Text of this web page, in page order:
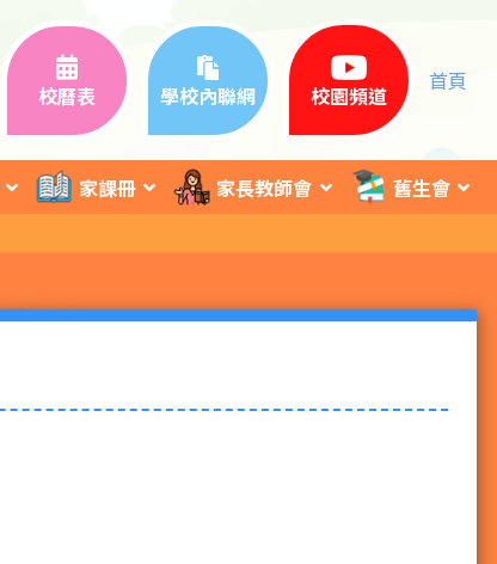
校曆表 學校內聯網 校園頻道
首頁
家課冊 家長教師會 舊生會